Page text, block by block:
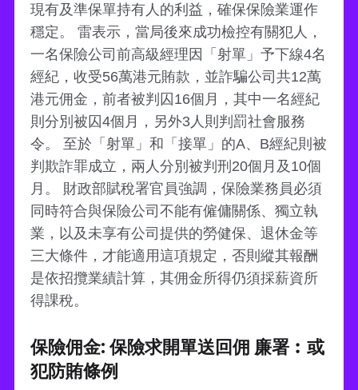
現有及準保單持有人的利益，確保保險業運作
穩定。 雷表示，當局後來成功檢控有關犯人，
一名保險公司前高級經理因「射單」予下線4名
經紀，收受56萬港元賄款，並詐騙公司共12萬
港元佣金，前者被判囚16個月，其中一名經紀
則分別被囚4個月，另外3人則判罰社會服務
令。 至於「射單」和「接單」的A、B經紀則被
判欺詐罪成立，兩人分別被判刑20個月及10個
月。 財政部賦稅署官員強調，保險業務員必須
同時符合與保險公司不能有僱傭關係、獨立執
業，以及未享有公司提供的勞健保、退休金等
三大條件，才能適用這項規定，否則縱其報酬
是依招攬業績計算，其佣金所得仍須採薪資所
得課稅。
保險佣金: 保險求開單送回佣 廉署︰或
犯防賄條例